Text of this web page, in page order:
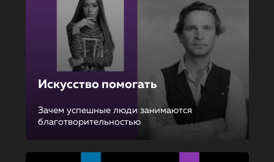
Искусство помогать
Зачем успешные люди занимаются
благотворительностью